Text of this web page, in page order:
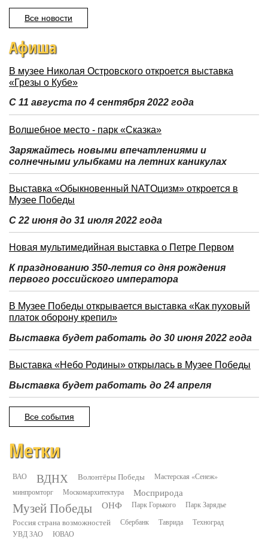
Все новости
Афиша
В музее Николая Островского откроется выставка
«Грезы о Кубе»
С 11 августа по 4 сентября 2022 года
Волшебное место - парк «Сказка»
Заряжайтесь новыми впечатлениями и
солнечными улыбками на летних каникулах
Выставка «Обыкновенный NATOцизм» откроется в
Музее Победы
С 22 июня до 31 июля 2022 года
Новая мультимедийная выставка о Петре Первом
К празднованию 350-летия со дня рождения
первого российского императора
В Музее Победы открывается выставка «Как пуховый
платок оборону крепил»
Выставка будет работать до 30 июня 2022 года
Выставка «Небо Родины» открылась в Музее Победы
Выставка будет работать до 24 апреля
Все события
Метки
ВАО ВДНХ Волонтёры Победы
Мастерская «Сенеж»
минпромторг
Москомархитектура Мосприрода
Музей Победы ОНФ Парк Горького Парк Зарядье
Россия страна возможностей Сбербанк Таврида
Техноград
УВД ЗАО
ЮВАО